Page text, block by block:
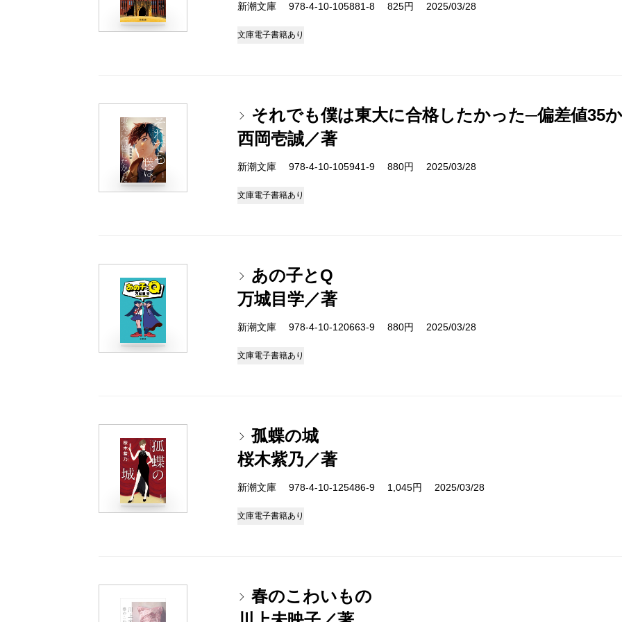
新潮文庫 978-4-10-105881-8 825円 2025/03/28
文庫電子書籍あり
それでも僕は東大に合格したかった─偏差値35
西岡壱誠／著
新潮文庫 978-4-10-105941-9 880円 2025/03/28
文庫電子書籍あり
あの子とQ
万城目学／著
新潮文庫 978-4-10-120663-9 880円 2025/03/28
文庫電子書籍あり
孤蝶の城
桜木紫乃／著
新潮文庫 978-4-10-125486-9 1,045円 2025/03/28
文庫電子書籍あり
春のこわいもの